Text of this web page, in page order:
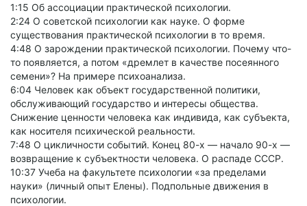
1:15 Об ассоциации практической психологии.
2:24 О советской психологии как науке. О форме
существования практической психологии в то время.
4:48 О зарождении практической психологии. Почему что-
то появляется, а потом «дремлет в качестве посеянного
семени»? На примере психоанализа.
6:04 Человек как объект государственной политики,
обслуживающий государство и интересы общества.
Снижение ценности человека как индивида, как субъекта,
как носителя психической реальности.
7:48 О цикличности событий. Конец 80-х — начало 90-х —
возвращение к субъектности человека. О распаде СССР.
10:37 Учеба на факультете психологии «за пределами
науки» (личный опыт Елены). Подпольные движения в
психологии.